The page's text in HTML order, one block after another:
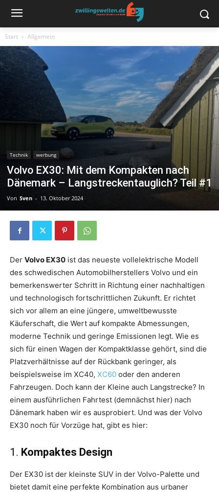
Start Allgemein
Technik werbung
Volvo EX30: Mit dem Kompakten nach
Dänemark – Langstreckentauglich? Teil #1
Von Sven - 13. Oktober 2024
Der Volvo EX30 ist das neueste vollelektrische Modell
des schwedischen Automobilherstellers Volvo und ein
bemerkenswerter Schritt in Richtung einer nachhaltigen
und technologisch fortschrittlichen Zukunft. Er richtet
sich vor allem an eine jüngere, umweltbewusste
Käuferschaft, die Wert auf kompakte Abmessungen,
moderne Technik und geringe Emissionen legt. Wie es
sich für einen Wagen der Kompaktklasse gehört, sind die
Platzverhältnisse auf der Rückbank geringer, als
beispielsweise im XC40, XC60 oder den anderen
Fahrzeugen. Doch kann der Kleine auch Langstrecke? In
einem ausführlichen Fahrtest (demnächst hier) nach
Dänemark haben wir es ausprobiert. Und was der Volvo
EX30 noch für Vorzüge hat, gibt es hier:
1. Kompaktes Design
Der EX30 ist der kleinste SUV in der Volvo-Palette und
bietet damit eine perfekte Kombination aus urbaner